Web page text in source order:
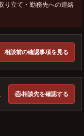
り立て・勤務先への連絡
相談前の確認事項を見る
相談先を確認する